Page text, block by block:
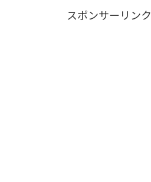
スポンサーリンク